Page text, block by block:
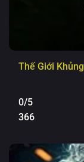
Thế Giới
0/5
366